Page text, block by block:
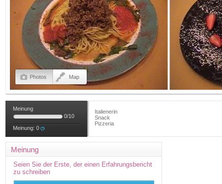
Photos Map
Meinung
0/10
Meinung: 0
Italienerin
Snack
Pizzeria
Meinung
Seien Sie der Erste, der einen Erfahrungsbericht
zu schreiben